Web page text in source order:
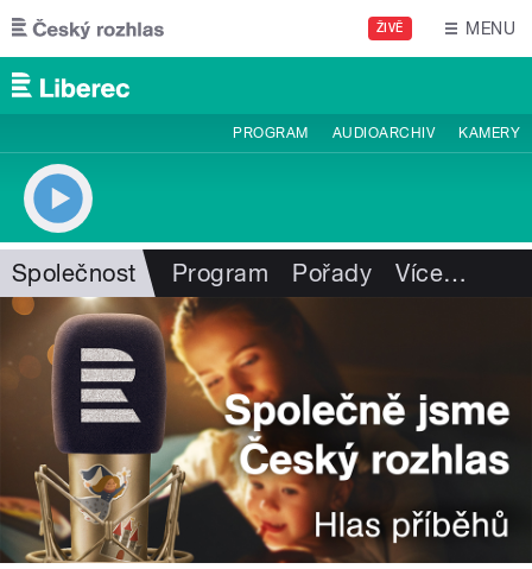
Přejít k hlavnímu obsahu
ŽIVĚ MENU
PROGRAM AUDIOARCHIV KAMERY
Společnost Program Pořady Více…